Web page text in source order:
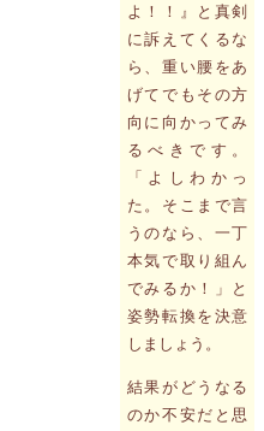
よ！！』と真剣
に訴えてくるな
ら、重い腰をあ
げてでもその方
向に向かってみ
るべきです。
「よしわかっ
た。そこまで言
うのなら、一丁
本気で取り組ん
でみるか！」と
姿勢転換を決意
しましょう。
結果がどうなる
のか不安だと思